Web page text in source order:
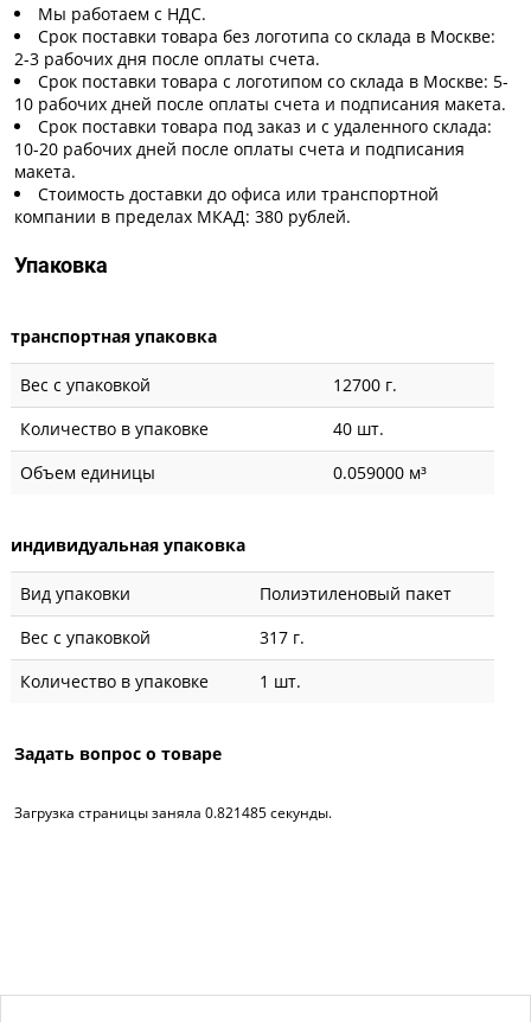
Мы работаем с НДС.
Срок поставки товара без логотипа со склада в Москве:
2-3 рабочих дня после оплаты счета.
Срок поставки товара с логотипом со склада в Москве: 5-
10 рабочих дней после оплаты счета и подписания макета.
Срок поставки товара под заказ и с удаленного склада:
10-20 рабочих дней после оплаты счета и подписания
макета.
Стоимость доставки до офиса или транспортной
компании в пределах МКАД: 380 рублей.
Упаковка
транспортная упаковка
Вес с упаковкой
12700 г.
Количество в упаковке
40 шт.
Объем единицы
0.059000 м³
индивидуальная упаковка
Вид упаковки
Полиэтиленовый пакет
Вес с упаковкой
317 г.
Количество в упаковке
1 шт.
Задать вопрос о товаре
Загрузка страницы заняла 0.821485 секунды.